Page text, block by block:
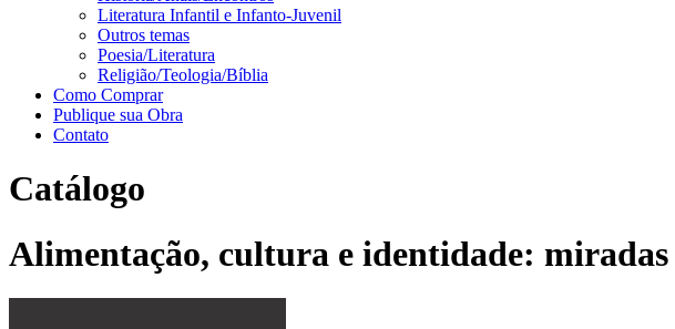
Literatura Infantil e Infanto-Juvenil
Outros temas
Poesia/Literatura
Religião/Teologia/Bíblia
Como Comprar
Publique sua Obra
Contato
Catálogo
Alimentação, cultura e identidade: